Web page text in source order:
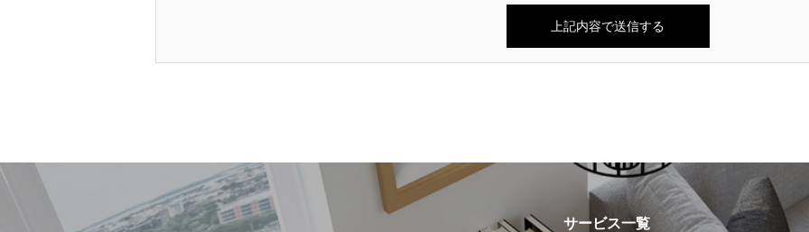
サービス一覧